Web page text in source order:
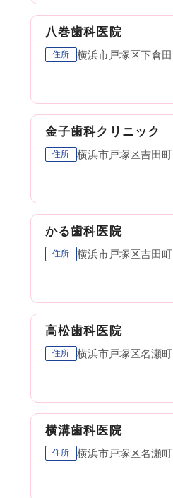
八巻歯科医院
住所 横浜市戸塚区下倉田
金子歯科クリニック
住所 横浜市戸塚区吉田町
かる歯科医院
住所 横浜市戸塚区吉田町
高松歯科医院
住所 横浜市戸塚区名瀬町
横溝歯科医院
住所 横浜市戸塚区名瀬町